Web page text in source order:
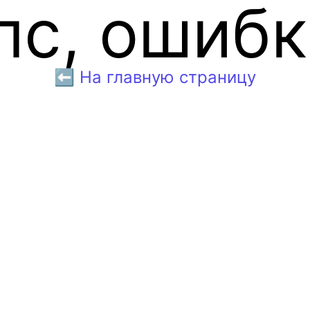
⬅️ На главную страницу